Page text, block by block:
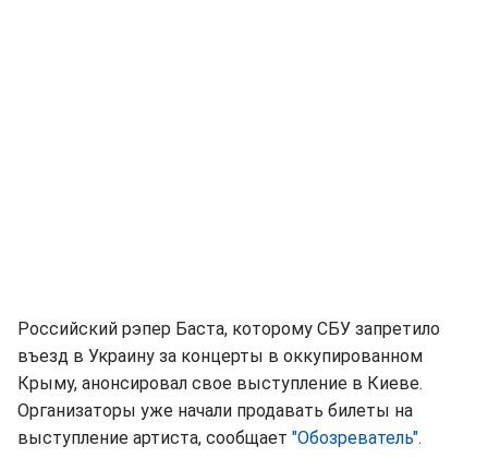
Российский рэпер Баста, которому СБУ запретило
въезд в Украину за концерты в оккупированном
Крыму, анонсировал свое выступление в Киеве.
Организаторы уже начали продавать билеты на
выступление артиста, сообщает "Обозреватель".